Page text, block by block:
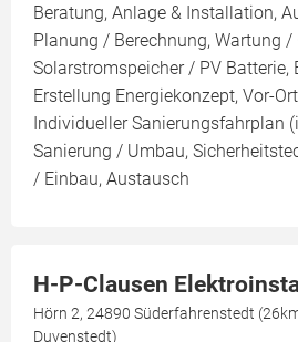
Beratung, Anlage & Installation,
Planung / Berechnung, Wartung /
Solarstromspeicher / PV Batterie,
Erstellung Energiekonzept, Vor-
Individueller Sanierungsfahrplan
Sanierung / Umbau,
/ Einbau, Austausch
H-P-Clausen
Hörn 2, 24890 Süderfahrenstedt
Duvenstedt)